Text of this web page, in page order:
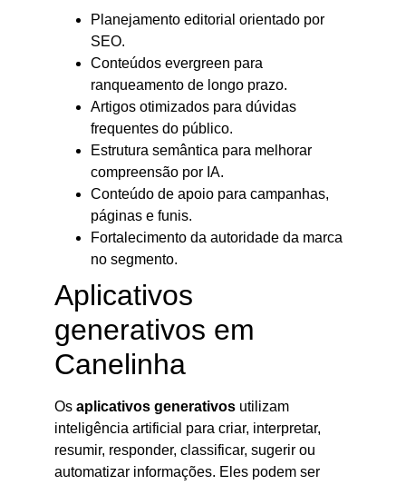
Planejamento editorial orientado por
SEO.
Conteúdos evergreen para
ranqueamento de longo prazo.
Artigos otimizados para dúvidas
frequentes do público.
Estrutura semântica para melhorar
compreensão por IA.
Conteúdo de apoio para campanhas,
páginas e funis.
Fortalecimento da autoridade da marca
no segmento.
Aplicativos
generativos em
Canelinha
Os aplicativos generativos utilizam
inteligência artificial para criar, interpretar,
resumir, responder, classificar, sugerir ou
automatizar informações. Eles podem ser